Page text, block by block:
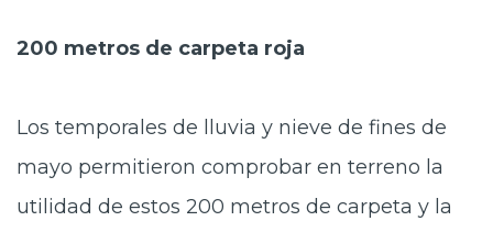
200 metros de carpeta roja
Los temporales de lluvia y nieve de fines de
mayo permitieron comprobar en terreno la
utilidad de estos 200 metros de carpeta y la